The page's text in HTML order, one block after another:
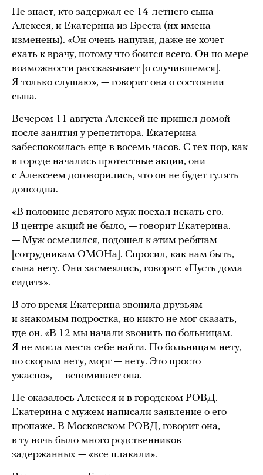
Не знает, кто задержал ее 14-летнего сына
Алексея, и Екатерина из Бреста (их имена
изменены). «Он очень напуган, даже не хочет
ехать к врачу, потому что боится всего. Он по мере
возможности рассказывает [о случившемся].
Я только слушаю», — говорит она о состоянии
сына.
Вечером 11 августа Алексей не пришел домой
после занятия у репетитора. Екатерина
забеспокоилась еще в восемь часов. С тех пор, как
в городе начались протестные акции, они
с Алексеем договорились, что он не будет гулять
допоздна.
«В половине девятого муж поехал искать его.
В центре акций не было, — говорит Екатерина.
— Муж осмелился, подошел к этим ребятам
[сотрудникам ОМОНа]. Спросил, как нам быть,
сына нету. Они засмеялись, говорят: «Пусть дома
сидит»».
В это время Екатерина звонила друзьям
и знакомым подростка, но никто не мог сказать,
где он. «В 12 мы начали звонить по больницам.
Я не могла места себе найти. По больницам нету,
по скорым нету, морг — нету. Это просто
ужасно», — вспоминает она.
Не оказалось Алексея и в городском РОВД.
Екатерина с мужем написали заявление о его
пропаже. В Московском РОВД, говорит она,
в ту ночь было много родственников
задержанных — «все плакали».